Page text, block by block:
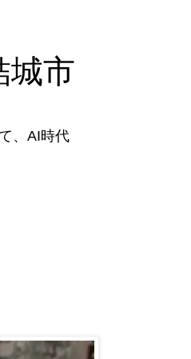
城市
、AI時代